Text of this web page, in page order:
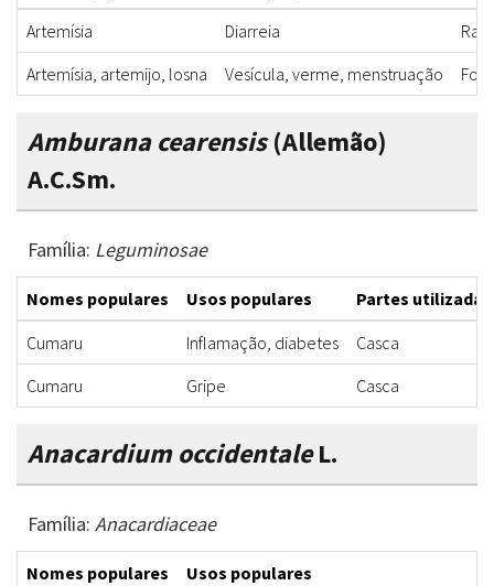
Artemísia
Diarreia
Artemísia, artemijo, losna
Vesícula, verme, menstruação
Amburana cearensis(Allemão)
A.C.Sm.
Família: Leguminosae
Nomes populares Usos populares
Partes utilizadas
Cumaru
Inflamação, diabetes
Casca
Cumaru
Gripe Casca
Anacardium occidentaleL.
Família: Anacardiaceae
Nomes populares Usos populares